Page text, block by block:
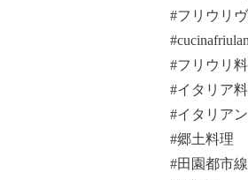
#フリウリ
#フリウリ
#イタリア
#イタリアン
#郷土料理
#田園都市線